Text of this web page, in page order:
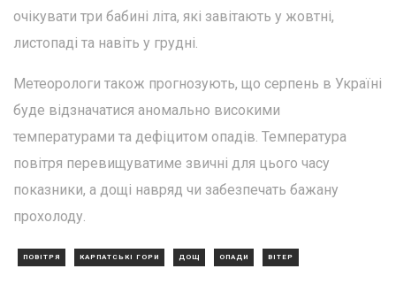
очікувати три бабині літа, які завітають у жовтні,
листопаді та навіть у грудні.
Метеорологи також прогнозують, що серпень в Україні
буде відзначатися аномально високими
температурами та дефіцитом опадів. Температура
повітря перевищуватиме звичні для цього часу
показники, а дощі навряд чи забезпечать бажану
прохолоду.
ПОВІТРЯ КАРПАТСЬКІ ГОРИ ДОЩ ОПАДИ ВІТЕР